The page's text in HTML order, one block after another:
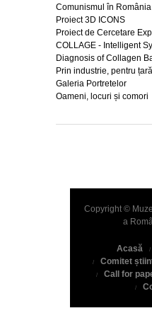
Comunismul în România
Proiect 3D ICONS
Proiect de Cercetare
COLLAGE - Intelligent
Diagnosis of Collagen
Prin industrie, pentru
Galeria Portretelor
Oameni, locuri și comori
Copyright ©
a
Acasă
Comitet
Call for